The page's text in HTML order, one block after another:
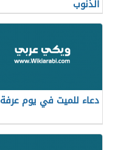
الذنوب
دعاء للميت في يوم عرفة